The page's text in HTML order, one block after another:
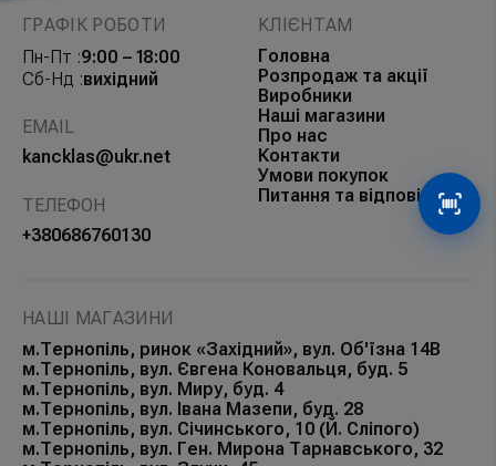
ГРАФІК РОБОТИ
Пн-Пт :9:00 – 18:00
Сб-Нд :вихідний
EMAIL
kancklas@ukr.net
ТЕЛЕФОН
+380686760130
КЛІЄНТАМ
Головна
Розпродаж та акції
Виробники
Наші магазини
Про нас
Контакти
Умови покупок
Питання та відповіді
НАШІ МАГАЗИНИ
м.Тернопіль, ринок «Західний», вул. Об'їзна 14В
м.Тернопіль, вул. Євгена Коновальця, буд. 5
м.Тернопіль, вул. Миру, буд. 4
м.Тернопіль, вул. Івана Мазепи, буд. 28
м.Тернопіль, вул. Січинського, 10 (Й. Сліпого)
м.Тернопіль, вул. Ген. Мирона Тарнавського, 32